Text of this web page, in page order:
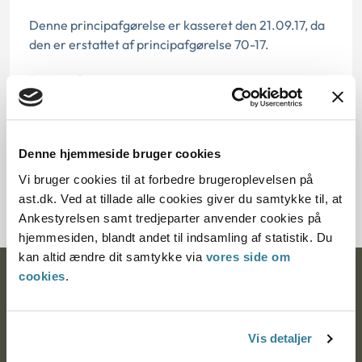
Denne hjemmeside bruger cookies
Vi bruger cookies til at forbedre brugeroplevelsen på
ast.dk. Ved at tillade alle cookies giver du samtykke til, at
Ankestyrelsen samt tredjeparter anvender cookies på
hjemmesiden, blandt andet til indsamling af statistik. Du
kan altid ændre dit samtykke via vores side om
cookies.
Vis detaljer
Denne principafgørelse er kasseret den 21.09.17, da
den er erstattet af principafgørelse 70-17.
Paragraf
§ 100
Journalnummer
3500615-09
Ankestyrelsen
Postadresse: